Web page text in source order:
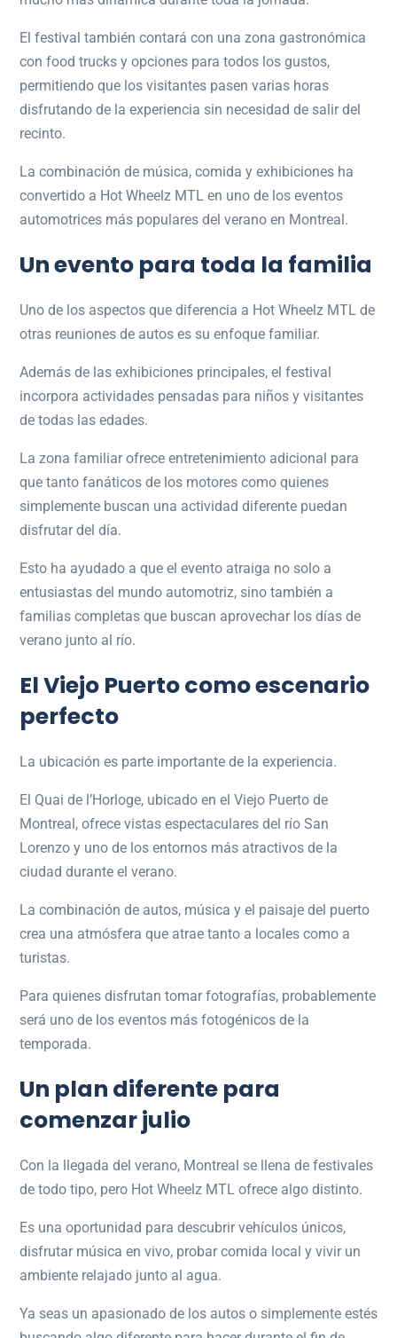
El festival también contará con una zona gastronómica
con food trucks y opciones para todos los gustos,
permitiendo que los visitantes pasen varias horas
disfrutando de la experiencia sin necesidad de salir del
recinto.
La combinación de música, comida y exhibiciones ha
convertido a Hot Wheelz MTL en uno de los eventos
automotrices más populares del verano en Montreal.
Un evento para toda la familia
Uno de los aspectos que diferencia a Hot Wheelz MTL de
otras reuniones de autos es su enfoque familiar.
Además de las exhibiciones principales, el festival
incorpora actividades pensadas para niños y visitantes
de todas las edades.
La zona familiar ofrece entretenimiento adicional para
que tanto fanáticos de los motores como quienes
simplemente buscan una actividad diferente puedan
disfrutar del día.
Esto ha ayudado a que el evento atraiga no solo a
entusiastas del mundo automotriz, sino también a
familias completas que buscan aprovechar los días de
verano junto al río.
El Viejo Puerto como escenario
perfecto
La ubicación es parte importante de la experiencia.
El Quai de l’Horloge, ubicado en el Viejo Puerto de
Montreal, ofrece vistas espectaculares del río San
Lorenzo y uno de los entornos más atractivos de la
ciudad durante el verano.
La combinación de autos, música y el paisaje del puerto
crea una atmósfera que atrae tanto a locales como a
turistas.
Para quienes disfrutan tomar fotografías, probablemente
será uno de los eventos más fotogénicos de la
temporada.
Un plan diferente para
comenzar julio
Con la llegada del verano, Montreal se llena de festivales
de todo tipo, pero Hot Wheelz MTL ofrece algo distinto.
Es una oportunidad para descubrir vehículos únicos,
disfrutar música en vivo, probar comida local y vivir un
ambiente relajado junto al agua.
Ya seas un apasionado de los autos o simplemente estés